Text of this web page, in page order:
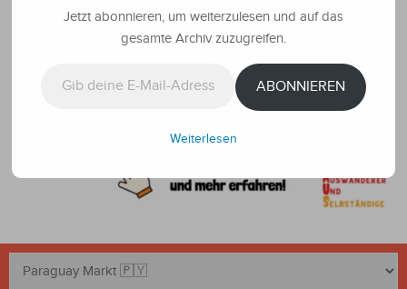
Jetzt abonnieren, um weiterzulesen und auf das
gesamte Archiv zuzugreifen.
ABONNIEREN
Weiterlesen